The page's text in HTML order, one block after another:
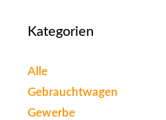
Kategorien
Alle
Gebrauchtwagen
Gewerbe